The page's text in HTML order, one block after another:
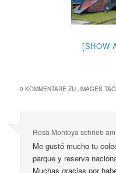
[SHOW
0 KOMMENTARE ZU „ IMAGES
Rosa Montoya schrieb
Me gustó mucho tu
parque y reserva
Muchas gracias por